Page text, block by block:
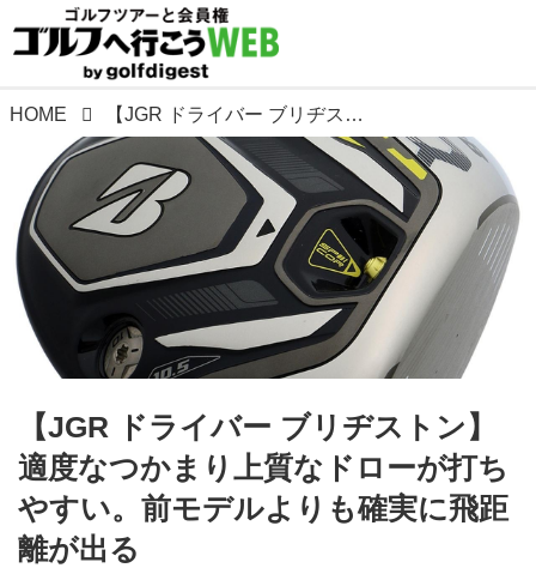
HOME 【JGR ドライバー ブリヂストン】適度なつかまり上質なドローが打ちやすい。前モデルよりも確実に飛距離が出る
【JGR ドライバー ブリヂストン】
適度なつかまり上質なドローが打ち
やすい。前モデルよりも確実に飛距
離が出る